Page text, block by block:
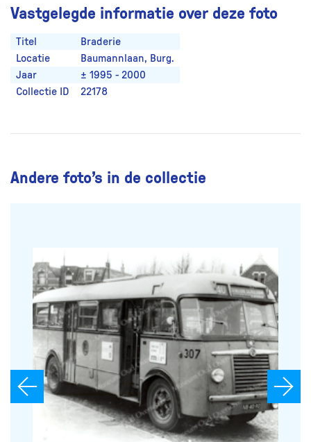
Vastgelegde informatie over deze foto
Titel
Braderie
Locatie
Baumannlaan, Burg.
Jaar
± 1995 - 2000
Collectie ID
22178
Andere foto’s in de collectie